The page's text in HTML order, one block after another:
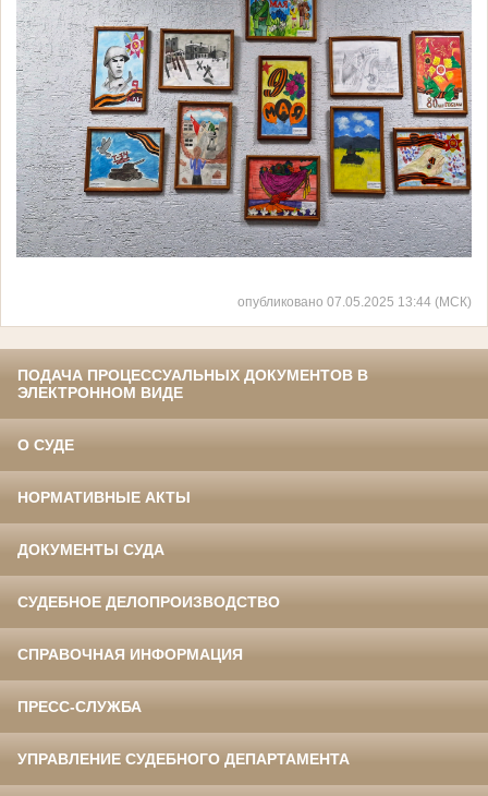
опубликовано 07.05.2025 13:44 (МСК)
ПОДАЧА ПРОЦЕССУАЛЬНЫХ ДОКУМЕНТОВ В
ЭЛЕКТРОННОМ ВИДЕ
О СУДЕ
НОРМАТИВНЫЕ АКТЫ
ДОКУМЕНТЫ СУДА
СУДЕБНОЕ ДЕЛОПРОИЗВОДСТВО
СПРАВОЧНАЯ ИНФОРМАЦИЯ
ПРЕСС-СЛУЖБА
УПРАВЛЕНИЕ СУДЕБНОГО ДЕПАРТАМЕНТА